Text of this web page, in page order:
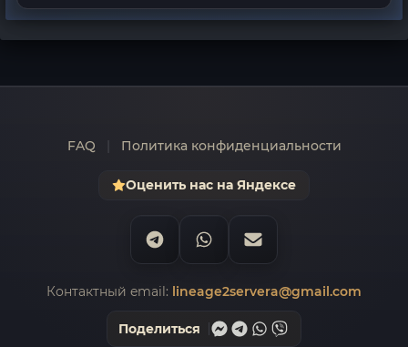
FAQ Политика конфиденциальности
Оценить нас на Яндексе
Контактный email: lineage2servera@gmail.com
Поделиться